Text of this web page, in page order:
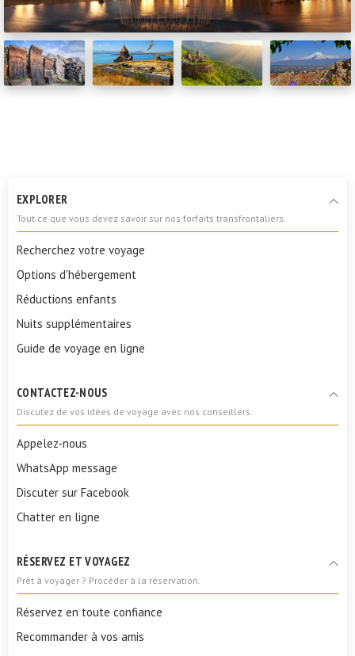
EXPLORER
Tout ce que vous devez savoir sur nos forfaits transfrontaliers.
Recherchez votre voyage
Options d'hébergement
Réductions enfants
Nuits supplémentaires
Guide de voyage en ligne
CONTACTEZ-NOUS
Discutez de vos idées de voyage avec nos conseillers.
Appelez-nous
WhatsApp message
Discuter sur Facebook
Chatter en ligne
RÉSERVEZ ET VOYAGEZ
Prêt à voyager ? Procéder à la réservation.
Réservez en toute confiance
Recommander à vos amis